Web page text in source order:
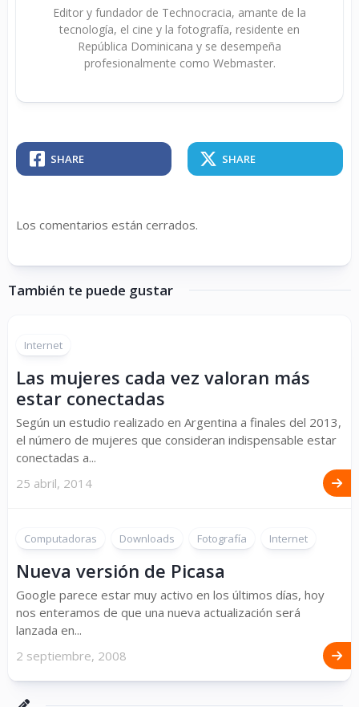
Editor y fundador de Technocracia, amante de la
tecnología, el cine y la fotografía, residente en
República Dominicana y se desempeña
profesionalmente como Webmaster.
SHARE SHARE
Los comentarios están cerrados.
También te puede gustar
Internet
Las mujeres cada vez valoran más
estar conectadas
Según un estudio realizado en Argentina a finales del 2013,
el número de mujeres que consideran indispensable estar
conectadas a...
25 abril, 2014
Computadoras Downloads Fotografía Internet
Nueva versión de Picasa
Google parece estar muy activo en los últimos días, hoy
nos enteramos de que una nueva actualización será
lanzada en...
2 septiembre, 2008